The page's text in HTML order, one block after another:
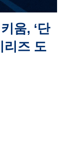
움, ‘단
리즈 도